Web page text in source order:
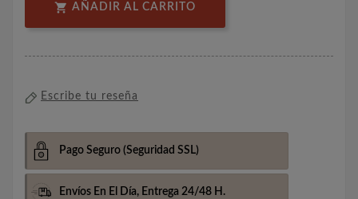
 AÑADIR AL CARRITO
Escribe tu reseña
Pago Seguro (Seguridad SSL)
Envíos En El Día, Entrega 24/48 H.